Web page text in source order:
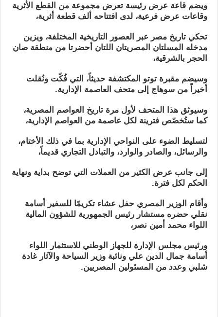
ويضم قاعة عرض رئيسة تعرض مجموعة من القطع الأثرية
وقاعات عرض فرعية، لدى افتتاحه ألف قطعة أثرية،
تحكي تاريخ مصر عبر العصور التاريخية المختلفة، ويزين
مدخله المسلتان المصريتان اللتان أحضرتا من منطقة صان
الحجر بالشرقية،
وسيضم مقبرة توتو المكتشفة حديثاً، التي فُكّت ونُقلت
أخيراً من سوهاج إلى متحف العاصمة الإدارية.
وسيوثق هذا المتحف لأول مرة تاريخ العواصم المصرية،
كما ستُخصّص فترينة لكل عاصمة من العواصم الإدارية،
لتسليط الضوء على النواحي الإدارية بما في ذلك الأختام،
والرسائل، والصادر والوارد، والتبادل التجاري قديماً،
إلى جانب عرض الكثير من العملات التي توضح بداية ونهاية
الحكم لكل فترة.
وأقام الوزير المصري حفل عشاء تكريمًا للسفير أسامة
نقلي حضره مستشار رئيس الجمهورية للشؤون المالية
اللواء محمد أمين نصر،
ورئيس مجلس الإدارة للجهاز الوطني للاستثمار اللواء
أسامة جمال الدين علي ونائبة وزير السياحة والآثار غادة
شلبي وعدد من المسئولين المصريين.